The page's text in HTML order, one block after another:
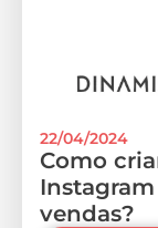
22/04/2024
Como
vendas?